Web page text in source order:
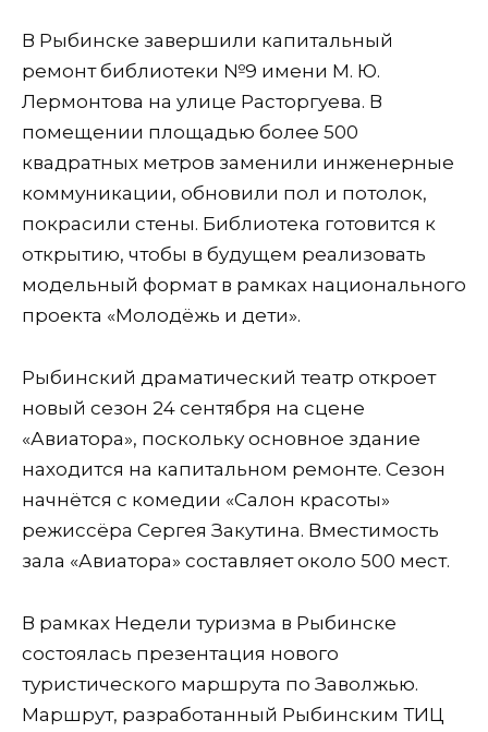
В Рыбинске завершили капитальный
ремонт библиотеки №9 имени М. Ю.
Лермонтова на улице Расторгуева. В
помещении площадью более 500
квадратных метров заменили инженерные
коммуникации, обновили пол и потолок,
покрасили стены. Библиотека готовится к
открытию, чтобы в будущем реализовать
модельный формат в рамках национального
проекта «Молодёжь и дети».
Рыбинский драматический театр откроет
новый сезон 24 сентября на сцене
«Авиатора», поскольку основное здание
находится на капитальном ремонте. Сезон
начнётся с комедии «Салон красоты»
режиссёра Сергея Закутина. Вместимость
зала «Авиатора» составляет около 500 мест.
В рамках Недели туризма в Рыбинске
состоялась презентация нового
туристического маршрута по Заволжью.
Маршрут, разработанный Рыбинским ТИЦ